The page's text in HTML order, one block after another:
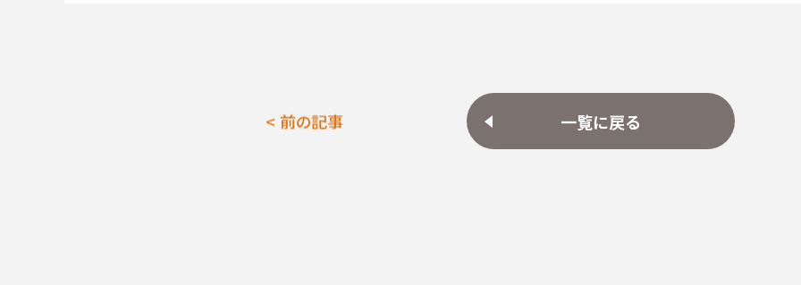
前の記事 一覧に戻る